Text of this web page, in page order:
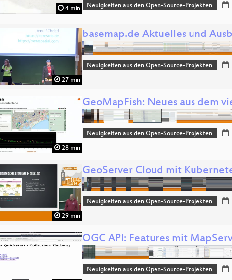
4 min Neuigkeiten aus den Open-Source-Projekten
27 min
basemap.de Aktuelles und
Neuigkeiten aus den Open-Source-Projekten
28 min
GeoMapFish: Neues aus dem
Neuigkeiten aus den Open-Source-Projekten
29 min
GeoServer Cloud mit
Neuigkeiten aus den Open-Source-Projekten
OGC API: Features mit
Neuigkeiten aus den Open-Source-Projekten